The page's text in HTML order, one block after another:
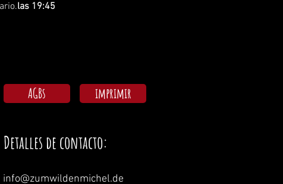
las 19:45
AGBs imprimir
Detalles de contacto:
info@zumwildenmichel.de